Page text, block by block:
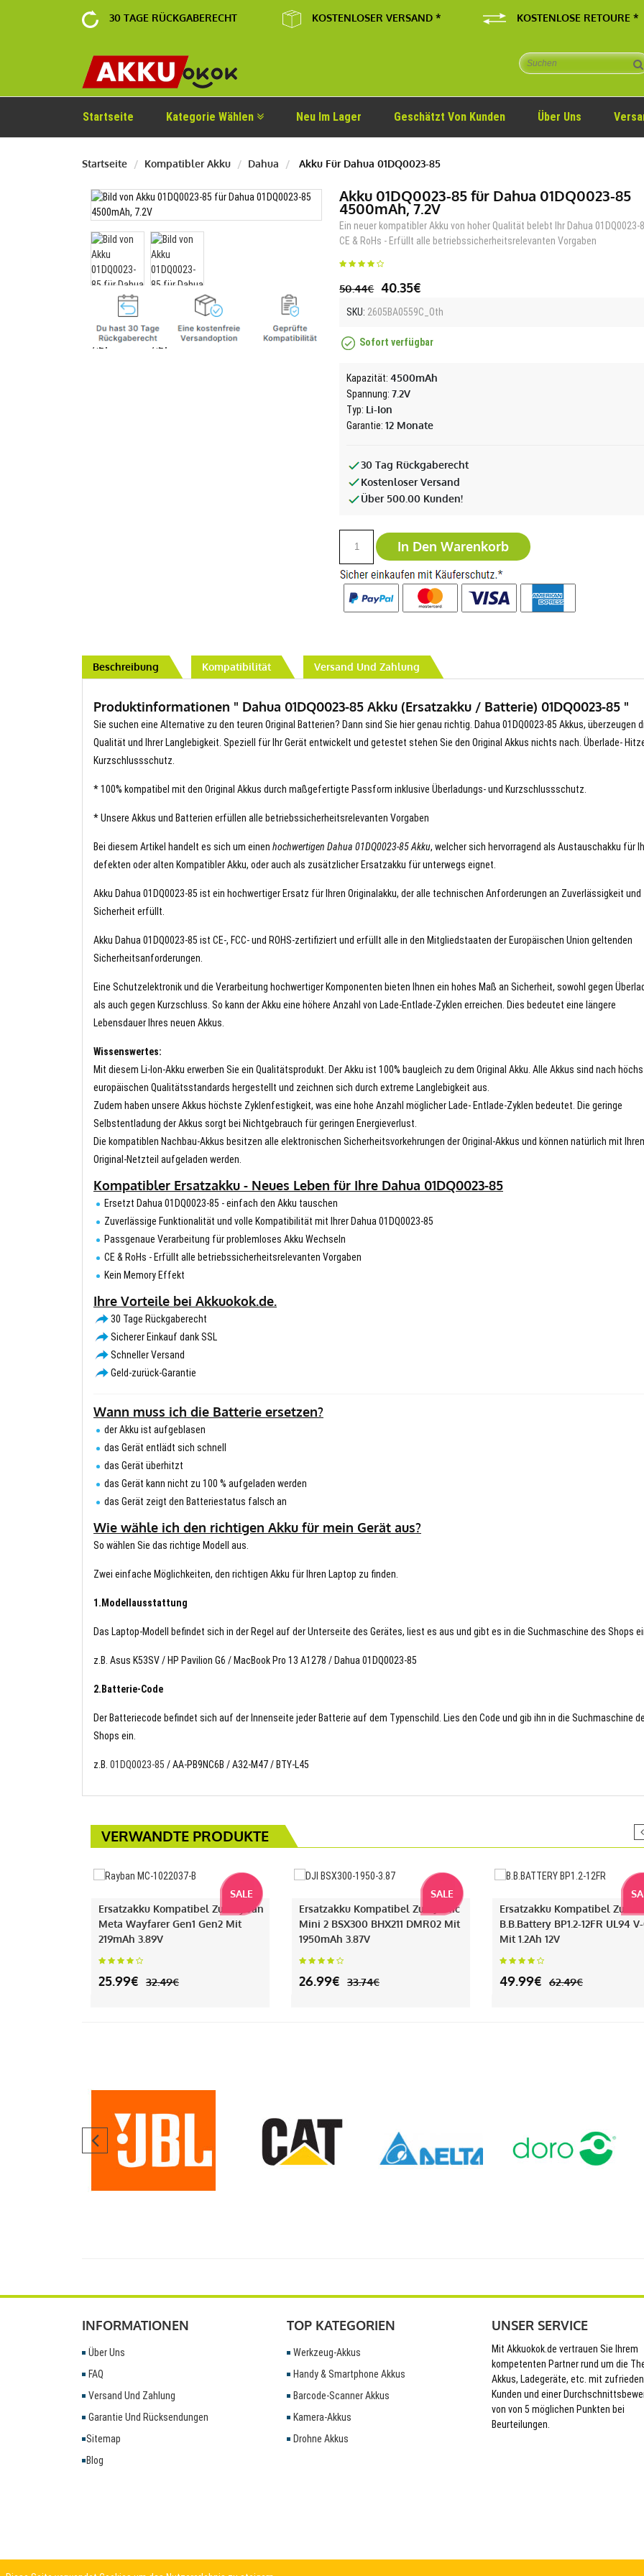
30 TAGE RÜCKGABERECHT KOSTENLOSER VERSAND * KOSTENLOSE RETOURE *
Startseite Kategorie Wählen Neu Im Lager Geschätzt Von Kunden Über Uns
Startseite Kompatibler Akku Dahua Akku Für Dahua 01DQ0023-85
Akku 01DQ0023-85 für Dahua 01DQ0023-85
4500mAh, 7.2V
Ein neuer kompatibler Akku von hoher Qualität belebt Ihr Dahua 01DQ0023-
CE & RoHs - Erfüllt alle betriebssicherheitsrelevanten Vorgaben
50.44€ 40.35€
SKU: 2605BA0559C_Oth
Sofort verfügbar
Kapazität:4500mAh
Spannung:7.2V
Typ: Li-Ion
Garantie:12 Monate
30 Tag Rückgaberecht
Kostenloser Versand
Über 500.00 Kunden!
In Den Warenkorb
Beschreibung Kompatibilität Versand Und Zahlung
Produktinformationen " Dahua 01DQ0023-85 Akku (Ersatzakku / Batterie) 01DQ0023-85 "
Sie suchen eine Alternative zu den teuren Original Batterien? Dann sind Sie hier genau richtig. Dahua 01DQ0023-85 Akkus, überzeugen
Qualität und Ihrer Langlebigkeit. Speziell für Ihr Gerät entwickelt und getestet stehen Sie den Original Akkus nichts nach. Überlade-
Kurzschlussschutz.
* 100% kompatibel mit den Original Akkus durch maßgefertigte Passform inklusive Überladungs- und Kurzschlussschutz.
* Unsere Akkus und Batterien erfüllen alle betriebssicherheitsrelevanten Vorgaben
Bei diesem Artikel handelt es sich um einen hochwertigen Dahua 01DQ0023-85 Akku, welcher sich hervorragend als Austauschakku für
defekten oder alten Kompatibler Akku, oder auch als zusätzlicher Ersatzakku für unterwegs eignet.
Akku Dahua 01DQ0023-85 ist ein hochwertiger Ersatz für Ihren Originalakku, der alle technischen Anforderungen an Zuverlässigkeit und
Sicherheit erfüllt.
Akku Dahua 01DQ0023-85 ist CE-, FCC- und ROHS-zertifiziert und erfüllt alle in den Mitgliedstaaten der Europäischen Union geltenden
Sicherheitsanforderungen.
Eine Schutzelektronik und die Verarbeitung hochwertiger Komponenten bieten Ihnen ein hohes Maß an Sicherheit, sowohl gegen
als auch gegen Kurzschluss. So kann der Akku eine höhere Anzahl von Lade-Entlade-Zyklen erreichen. Dies bedeutet eine längere
Lebensdauer Ihres neuen Akkus.
Wissenswertes:
Mit diesem Li-Ion-Akku erwerben Sie ein Qualitätsprodukt. Der Akku ist 100% baugleich zu dem Original Akku. Alle Akkus sind nach
europäischen Qualitätsstandards hergestellt und zeichnen sich durch extreme Langlebigkeit aus.
Zudem haben unsere Akkus höchste Zyklenfestigkeit, was eine hohe Anzahl möglicher Lade- Entlade-Zyklen bedeutet. Die geringe
Selbstentladung der Akkus sorgt bei Nichtgebrauch für geringen Energieverlust.
Die kompatiblen Nachbau-Akkus besitzen alle elektronischen Sicherheitsvorkehrungen der Original-Akkus und können natürlich mit
Original-Netzteil aufgeladen werden.
Kompatibler Ersatzakku - Neues Leben für Ihre Dahua 01DQ0023-85
Ersetzt Dahua 01DQ0023-85 - einfach den Akku tauschen
Zuverlässige Funktionalität und volle Kompatibilität mit Ihrer Dahua 01DQ0023-85
Passgenaue Verarbeitung für problemloses Akku Wechseln
CE & RoHs - Erfüllt alle betriebssicherheitsrelevanten Vorgaben
Kein Memory Effekt
Ihre Vorteile bei Akkuokok.de.
30 Tage Rückgaberecht
Sicherer Einkauf dank SSL
Schneller Versand
Geld-zurück-Garantie
Wann muss ich die Batterie ersetzen?
der Akku ist aufgeblasen
das Gerät entlädt sich schnell
das Gerät überhitzt
das Gerät kann nicht zu 100 % aufgeladen werden
das Gerät zeigt den Batteriestatus falsch an
Wie wähle ich den richtigen Akku für mein Gerät aus?
So wählen Sie das richtige Modell aus.
Zwei einfache Möglichkeiten, den richtigen Akku für Ihren Laptop zu finden.
1.Modellausstattung
Das Laptop-Modell befindet sich in der Regel auf der Unterseite des Gerätes, liest es aus und gibt es in die Suchmaschine des Shops
z.B. Asus K53SV / HP Pavilion G6 / MacBook Pro 13 A1278 / Dahua 01DQ0023-85
2.Batterie-Code
Der Batteriecode befindet sich auf der Innenseite jeder Batterie auf dem Typenschild. Lies den Code und gib ihn in die Suchmaschine
Shops ein.
z.B. 01DQ0023-85 / AA-PB9NC6B / A32-M47 / BTY-L45
VERWANDTE PRODUKTE
SALE
Ersatzakku Kompatibel Zu Rayban
Meta Wayfarer Gen1 Gen2 Mit
219mAh 3.89V
25.99€ 32.49€
SALE
Ersatzakku Kompatibel Zu DJI Mic
Mini 2 BSX300 BHX211 DMR02 Mit
1950mAh 3.87V
26.99€ 33.74€
Ersatzakku Kompatibel Zu
B.b.battery BP1.2-12FR UL94
Mit 1.2Ah 12V
49.99€ 62.49€
INFORMATIONEN
Über Uns
FAQ
Versand Und Zahlung
Garantie Und Rücksendungen
Sitemap
Blog
TOP KATEGORIEN
Werkzeug-Akkus
Handy & Smartphone Akkus
Barcode-Scanner Akkus
Kamera-Akkus
Drohne Akkus
UNSER SERVICE
Mit Akkuokok.de vertrauen Sie Ihrem
kompetenten Partner rund um die
Akkus, Ladegeräte, etc. mit
Kunden und einer
von von 5 möglichen Punkten bei
Beurteilungen.